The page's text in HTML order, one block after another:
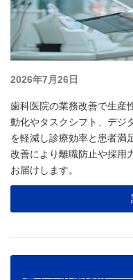
投
日:
2026年7月26日
歯科医院の業務改善で生産
動化やタスクシフト、デジ
を軽減し診療効率と患者満
改善により離職防止や採用
お届けします。